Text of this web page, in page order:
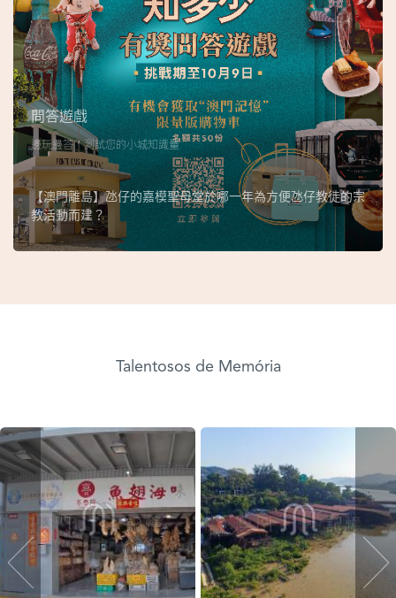
吳
榮
恪
問答遊戲
邊玩邊答，測試您的小城知識量
【澳門離島】氹仔的嘉模聖母堂於哪一年為方便氹仔教徒的宗
教活動而建？
Talentosos de Memória